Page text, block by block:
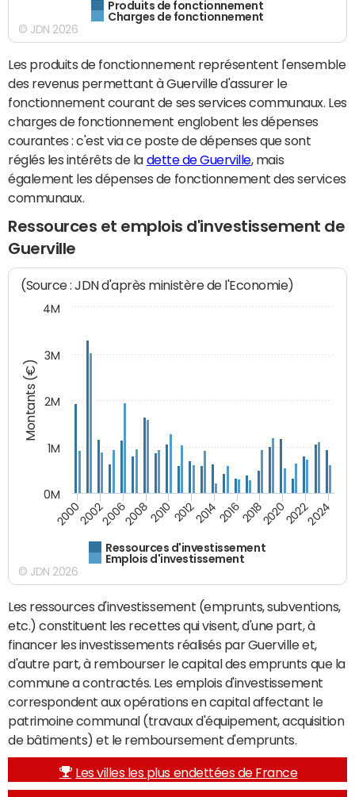
Produits de fonctionnement
Charges de fonctionnement
© JDN 2026
Les produits de fonctionnement représentent l'ensemble
des revenus permettant à Guerville d'assurer le
fonctionnement courant de ses services communaux. Les
charges de fonctionnement englobent les dépenses
courantes : c'est via ce poste de dépenses que sont
réglés les intérêts de la dette de Guerville, mais
également les dépenses de fonctionnement des services
communaux.
Ressources et emplois d'investissement de
Guerville
Montants (€)
(Source : JDN d'après ministère de l'Economie)
Ressources d'investissement
Emplois d'investissement
20002002200620082010 2012201420162018202020222024
0M
1M
2M
3M
4M
© JDN 2026
Les ressources d'investissement (emprunts, subventions,
etc.) constituent les recettes qui visent, d'une part, à
financer les investissements réalisés par Guerville et,
d'autre part, à rembourser le capital des emprunts que la
commune a contractés. Les emplois d'investissement
correspondent aux opérations en capital affectant le
patrimoine communal (travaux d'équipement, acquisition
de bâtiments) et le remboursement d'emprunts.
Les villes les plus endettées de France